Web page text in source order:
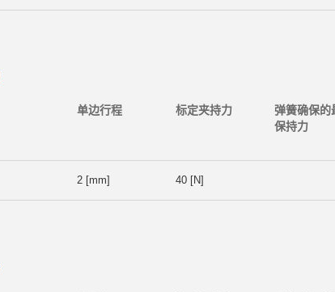
单边行程 标定夹持力
弹簧确保的
保持力
2 [mm] 40 [N]